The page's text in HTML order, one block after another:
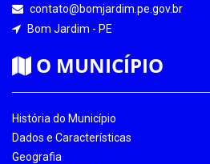
contato@bomjardim.pe.gov.br
Bom Jardim - PE
O MUNICÍPIO
História do Município
Dados e Características
Geografia